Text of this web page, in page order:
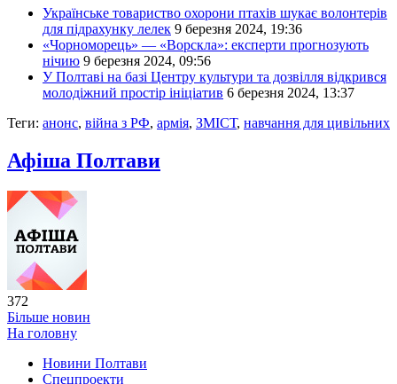
Українське товариство охорони птахів шукає волонтерів
для підрахунку лелек 9 березня 2024, 19:36
«Чорноморець» — «Ворскла»: експерти прогнозують
нічию 9 березня 2024, 09:56
У Полтаві на базі Центру культури та дозвілля відкрився
молодіжний простір ініціатив 6 березня 2024, 13:37
Теги: анонс, війна з РФ, армія, ЗМІСТ, навчання для цивільних
Афіша Полтави
372
Більше новин
На головну
Новини Полтави
Спецпроекти